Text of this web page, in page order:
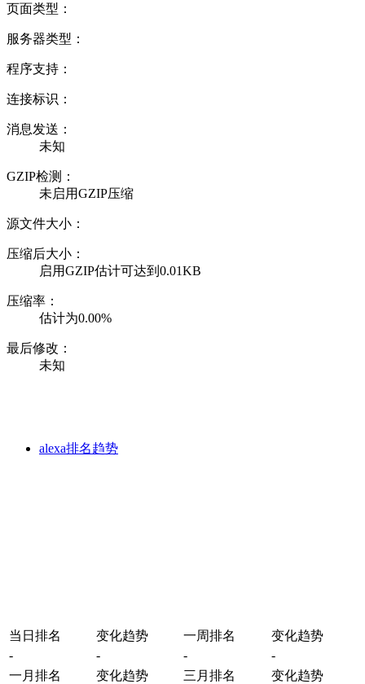
页面类型：
服务器类型：
程序支持：
连接标识：
消息发送：
未知
GZIP检测：
未启用GZIP压缩
源文件大小：
压缩后大小：
启用GZIP估计可达到0.01KB
压缩率：
估计为0.00%
最后修改：
未知
alexa排名趋势
当日排名 变化趋势 一周排名
变化趋势
-
- -
-
一月排名
变化趋势 三月排名
变化趋势